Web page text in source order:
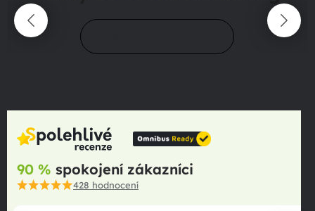
90 % spokojení zákazníci
428 hodnocení